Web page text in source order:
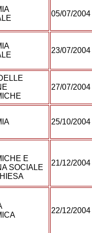
05/07/2004
23/07/2004
27/07/2004
25/10/2004
E
SOCIALE
21/12/2004
22/12/2004